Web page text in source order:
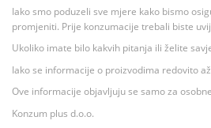
Iako smo poduzeli sve mjere kako bismo
promjeniti. Prije konzumacije trebali biste
Ukoliko imate bilo kakvih pitanja ili želite
Iako se informacije o proizvodima redovito
Ove informacije objavljuju se samo za
Konzum plus d.o.o.